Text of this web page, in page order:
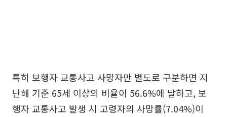
특히 보행자 교통사고 사망자만 별도로 구분하면 지
난해 기준 65세 이상의 비율이 56.6%에 달하고, 보
행자 교통사고 발생 시 고령자의 사망률(7.04%)이